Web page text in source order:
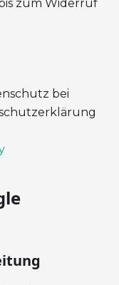
zum Widerruf
bei